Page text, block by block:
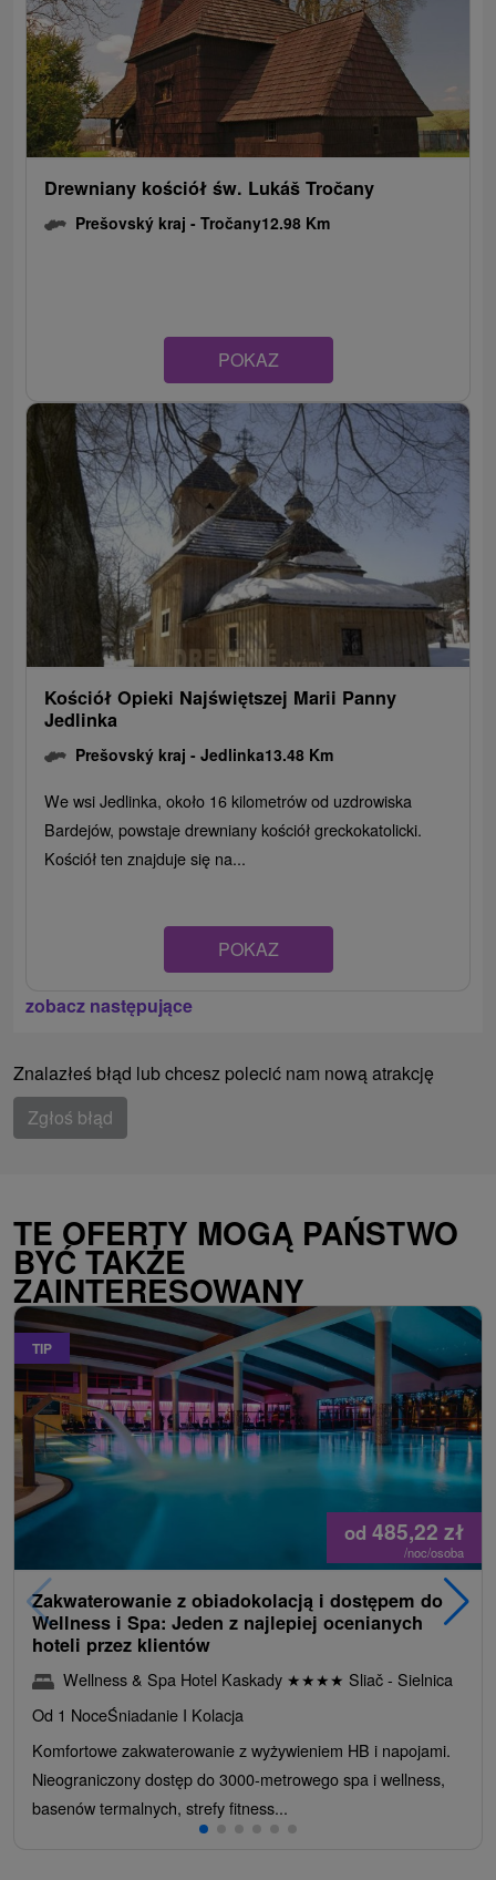
Drewniany kościół św. Lukáš Tročany
Prešovský kraj -Tročany12.98 Km
POKAZ
Kościół Opieki Najświętszej Marii Panny
Jedlinka
Prešovský kraj -Jedlinka13.48 Km
We wsi Jedlinka, około 16 kilometrów od uzdrowiska
Bardejów, powstaje drewniany kościół greckokatolicki.
Kościół ten znajduje się na...
POKAZ
zobacz następujące
Znalazłeś błąd lub chcesz polecić nam nową atrakcję
Zgłoś błąd
TE OFERTY MOGĄ PAŃSTWO
BYĆ TAKŻE
ZAINTERESOWANY
TIP
od 485,22 zł
/noc/osoba
Zakwaterowanie z obiadokolacją i dostępem do
Wellness i Spa: Jeden z najlepiej ocenianych
hoteli przez klientów
Wellness & Spa Hotel Kaskady ★★★★ Sliač - Sielnica
Od 1 NoceŚniadanie I Kolacja
Komfortowe zakwaterowanie z wyżywieniem HB i napojami.
Nieograniczony dostęp do 3000-metrowego spa i wellness,
basenów termalnych, strefy fitness...